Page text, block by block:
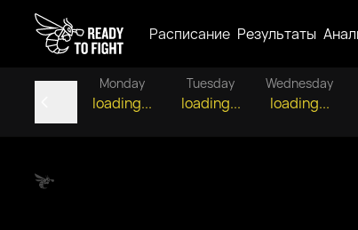
Расписание Результаты
Monday
loading...
Tuesday
loading...
Wednesday
loading...